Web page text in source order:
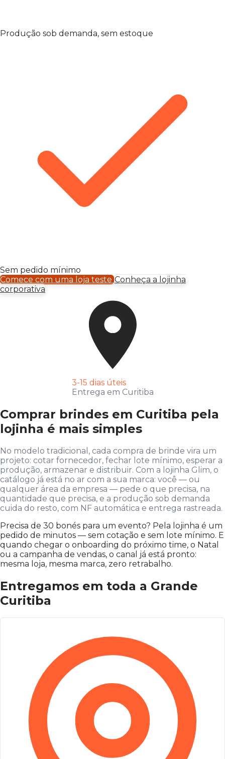
Produção sob demanda, sem estoque
Sem pedido mínimo
Comece com uma loja testeConheça a lojinha
corporativa
3-15 dias úteis
Entrega em Curitiba
Comprar brindes em Curitiba pela
lojinha é mais simples
No modelo tradicional, cada compra de brinde vira um
projeto: cotar fornecedor, fechar lote mínimo, esperar a
produção, armazenar e distribuir. Com a lojinha Glim, o
catálogo já está no ar com a sua marca: você — ou
qualquer área da empresa — pede o que precisa, na
quantidade que precisa, e a produção sob demanda
cuida do resto, com NF automática e entrega rastreada.
Precisa de 30 bonés para um evento? Pela lojinha é um
pedido de minutos — sem cotação e sem lote mínimo. E
quando chegar o onboarding do próximo time, o Natal
ou a campanha de vendas, o canal já está pronto:
mesma loja, mesma marca, zero retrabalho.
Entregamos em toda a Grande
Curitiba